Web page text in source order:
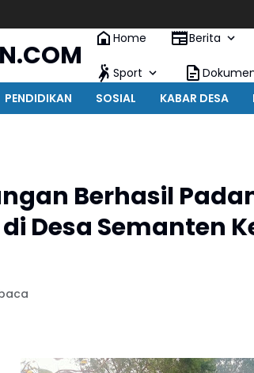
Home Berita
Sport
PENDIDIKAN SOSIAL KABAR DESA
Berhasil
Desa Semanten